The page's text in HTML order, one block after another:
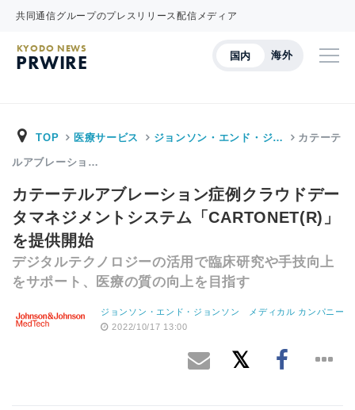
共同通信グループのプレスリリース配信メディア
国内 海外
KYODO NEWS
PRWIRE
TOP 医療サービス ジョンソン・エンド・ジ… カテーテ
ルアブレーショ…
カテーテルアブレーション症例クラウドデー
タマネジメントシステム「CARTONET(R)」
を提供開始
デジタルテクノロジーの活用で臨床研究や手技向上
をサポート、医療の質の向上を目指す
ジョンソン・エンド・ジョンソン メディカル カンパニー
2022/10/17 13:00